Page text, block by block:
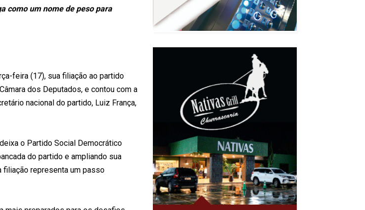
como um nome de peso para
feira (17), sua filiação ao partido
dos Deputados, e contou com a
nacional do partido, Luiz França,
o Partido Social Democrático
do partido e ampliando sua
filiação representa um passo